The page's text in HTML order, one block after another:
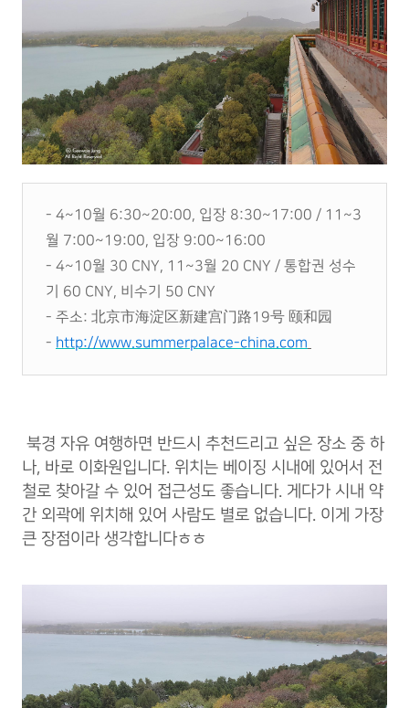
- 4~10월 6:30~20:00, 입장 8:30~17:00 / 11~3
월 7:00~19:00, 입장 9:00~16:00
- 4~10월 30 CNY, 11~3월 20 CNY / 통합권 성수
기 60 CNY, 비수기 50 CNY
- 주소: 北京市海淀区新建宫门路19号 颐和园
- http://www.summerpalace-china.com
북경 자유 여행하면 반드시 추천드리고 싶은 장소 중 하
나, 바로 이화원입니다. 위치는 베이징 시내에 있어서 전
철로 찾아갈 수 있어 접근성도 좋습니다. 게다가 시내 약
간 외곽에 위치해 있어 사람도 별로 없습니다. 이게 가장
큰 장점이라 생각합니다ㅎㅎ